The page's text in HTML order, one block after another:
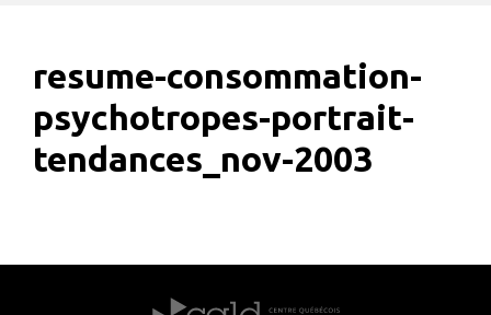
resume-consommation-
psychotropes-portrait-
tendances_nov-2003